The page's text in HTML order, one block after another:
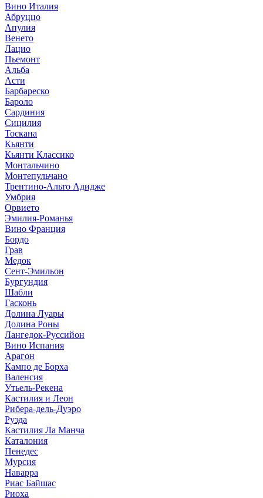
Вино Италия
Абруццо
Апулия
Венето
Лацио
Пьемонт
Альба
Асти
Барбареско
Бароло
Сардиния
Сицилия
Тоскана
Кьянти
Кьянти Классико
Монтальчино
Монтепульчано
Трентино-Альто Адидже
Умбрия
Орвието
Эмилия-Романья
Вино Франция
Бордо
Грав
Медок
Сент-Эмильон
Бургундия
Шабли
Гасконь
Долина Луары
Долина Роны
Лангедок-Руссийон
Вино Испания
Арагон
Кампо де Борха
Валенсия
Утьель-Рекена
Кастилия и Леон
Рибера-дель-Дуэро
Руэда
Кастилия Ла Манча
Каталония
Пенедес
Мурсия
Наварра
Риас Байшас
Риоха